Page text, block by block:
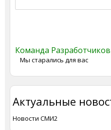
Команда Разработчиков
Мы старались для вас
Актуальные
Новости СМИ2